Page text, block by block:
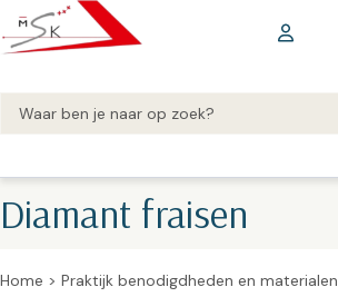
Diamant fraisen
Home > Praktijk benodigdheden en materialen